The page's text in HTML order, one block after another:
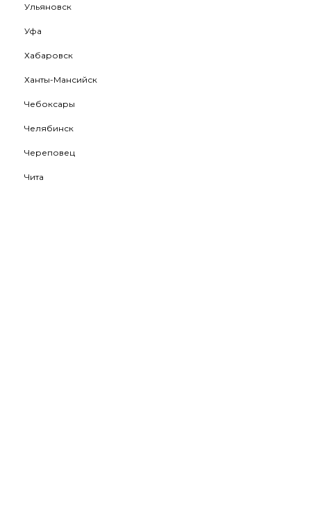
Ульяновск
Уфа
Хабаровск
Ханты-Мансийск
Чебоксары
Челябинск
Череповец
Чита